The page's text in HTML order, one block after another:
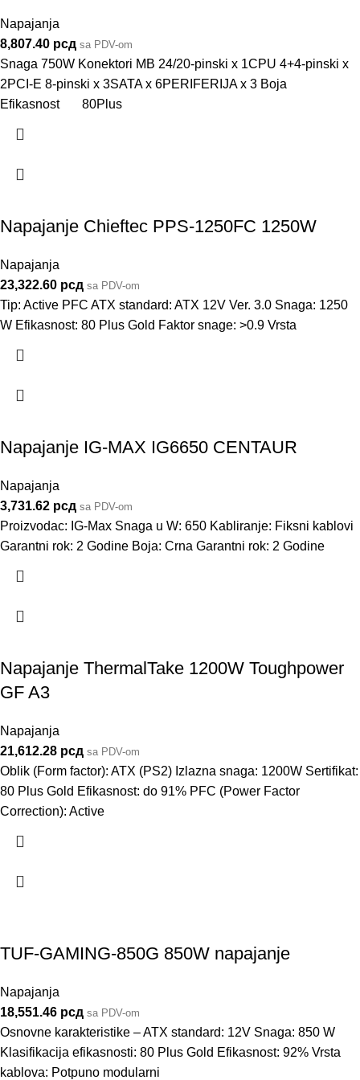
Napajanja
8,807.40 рсд sa PDV-om
Snaga 750W Konektori MB 24/20-pinski x 1CPU 4+4-pinski x
2PCI-E 8-pinski x 3SATA x 6PERIFERIJA x 3 Boja
Efikasnost 80Plus
Napajanje Chieftec PPS-1250FC 1250W
Napajanja
23,322.60 рсд sa PDV-om
Tip: Active PFC ATX standard: ATX 12V Ver. 3.0 Snaga: 1250
W Efikasnost: 80 Plus Gold Faktor snage: >0.9 Vrsta
Napajanje IG-MAX IG6650 CENTAUR
Napajanja
3,731.62 рсд sa PDV-om
Proizvodac: IG-Max Snaga u W: 650 Kabliranje: Fiksni kablovi
Garantni rok: 2 Godine Boja: Crna Garantni rok: 2 Godine
Napajanje ThermalTake 1200W Toughpower
GF A3
Napajanja
21,612.28 рсд sa PDV-om
Oblik (Form factor): ATX (PS2) Izlazna snaga: 1200W Sertifikat:
80 Plus Gold Efikasnost: do 91% PFC (Power Factor
Correction): Active
TUF-GAMING-850G 850W napajanje
Napajanja
18,551.46 рсд sa PDV-om
Osnovne karakteristike – ATX standard: 12V Snaga: 850 W
Klasifikacija efikasnosti: 80 Plus Gold Efikasnost: 92% Vrsta
kablova: Potpuno modularni